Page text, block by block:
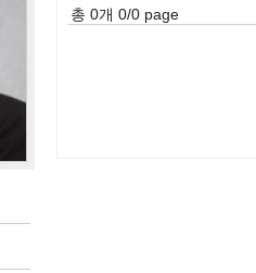
총 0개 0/0 page